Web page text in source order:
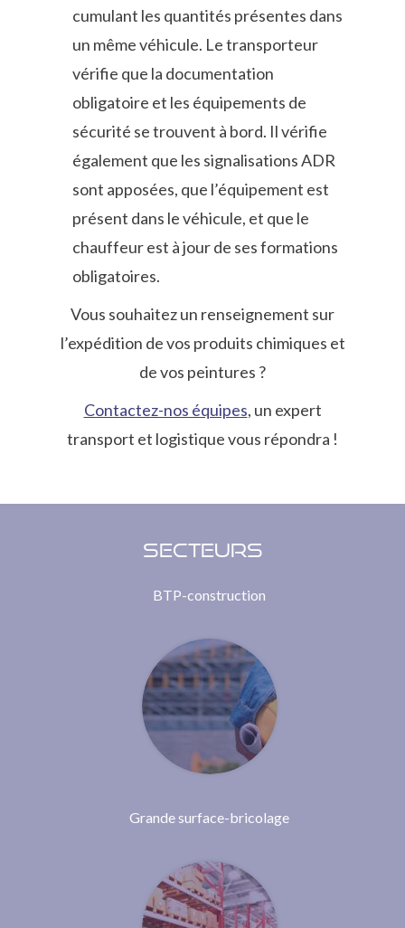
cumulant les quantités présentes dans
un même véhicule. Le transporteur
vérifie que la documentation
obligatoire et les équipements de
sécurité se trouvent à bord. Il vérifie
également que les signalisations ADR
sont apposées, que l’équipement est
présent dans le véhicule, et que le
chauffeur est à jour de ses formations
obligatoires.
Vous souhaitez un renseignement sur
l’expédition de vos produits chimiques et
de vos peintures ?
Contactez-nos équipes, un expert
transport et logistique vous répondra !
Secteurs
BTP-construction
Grande surface-bricolage